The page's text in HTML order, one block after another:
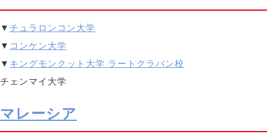
▼ チュラロンコン大学
▼ コンケン大学
▼ キングモンクット大学 ラートクラバン校
チェンマイ大学
マレーシア